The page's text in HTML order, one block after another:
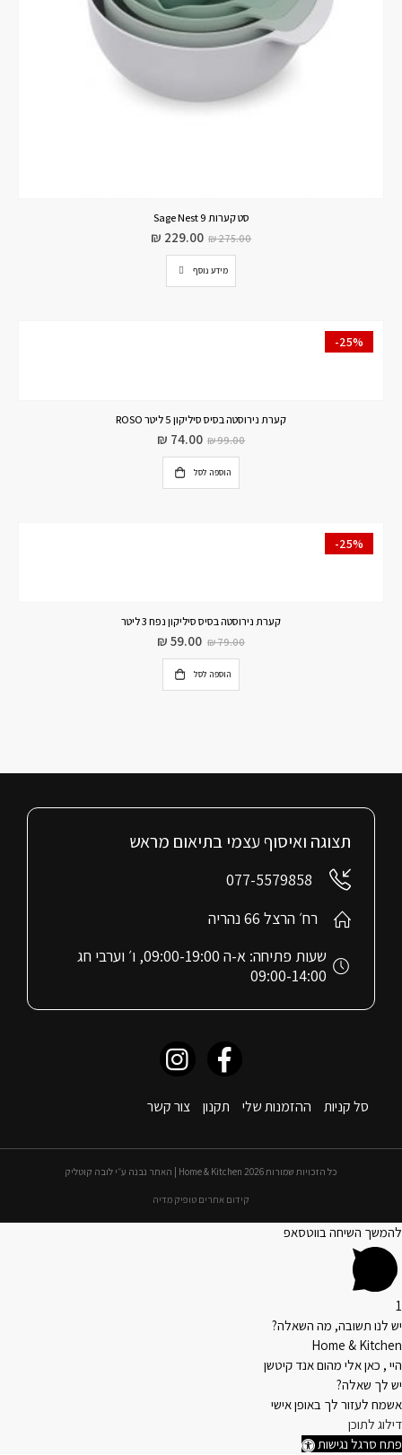
סט קערות 9 Sage Nest
₪275.00
₪ 229.00
מידע נוסף
-25%
קערת נירוסטה בסיס סיליקון 5 ליטר ROSO
₪99.00
₪ 74.00
הוספה לסל
-25%
קערת נירוסטה בסיס סיליקון נפח 3 ליטר
₪79.00
₪ 59.00
הוספה לסל
סל קניות ההזמנות שלי תקנון צור קשר
תצוגה ואיסוף עצמי בתיאום מראש
077-5579858
רח׳ הרצל 66 נהריה
שעות פתיחה: א-ה 09:00-19:00, ו׳ וערבי חג
09:00-14:00
כל הזכויות שמורות 2026 Home & Kitchen | האתר נבנה ע״י לובה קוטליק
קידום אתרים טופיק מדיה
להמשך השיחה בווטסאפ
1
יש לנו תשובה, מה השאלה?
Home & Kitchen
היי , כאן אלי מהום אנד קיטשן
יש לך שאלה?
אשמח לעזור לך באופן אישי
דילוג לתוכן
פתח סרגל נגישות